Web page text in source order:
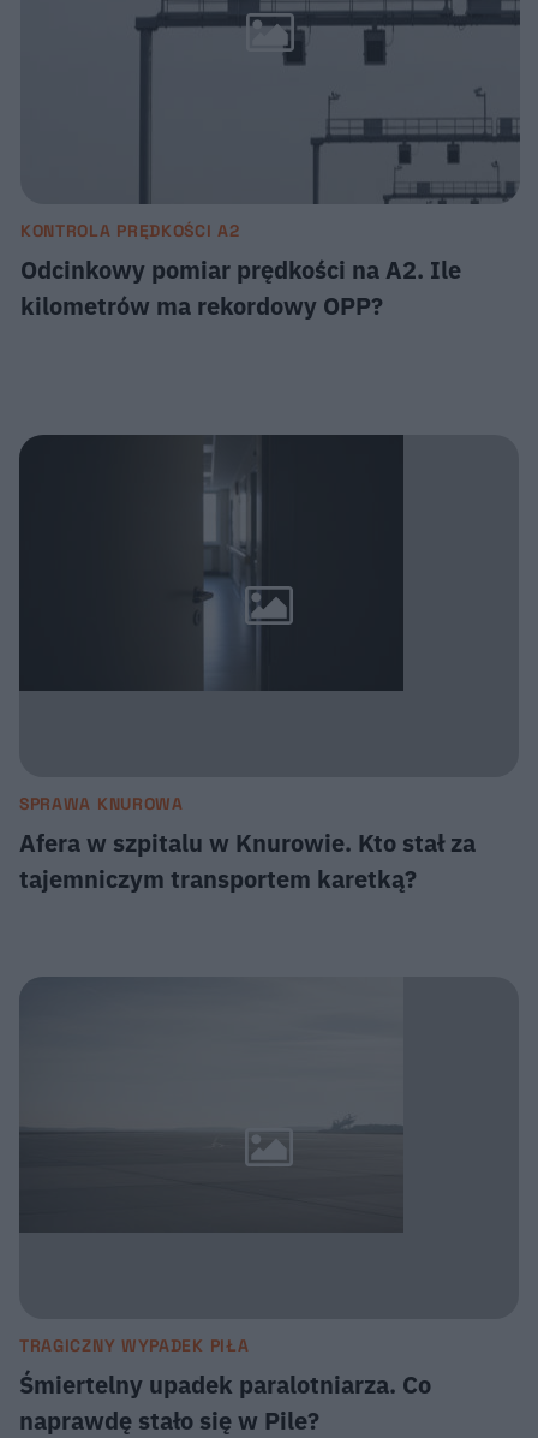
KONTROLA PRĘDKOŚCI A2
Odcinkowy pomiar prędkości na A2. Ile
kilometrów ma rekordowy OPP?
SPRAWA KNUROWA
Afera w szpitalu w Knurowie. Kto stał za
tajemniczym transportem karetką?
TRAGICZNY WYPADEK PIŁA
Śmiertelny upadek paralotniarza. Co
naprawdę stało się w Pile?